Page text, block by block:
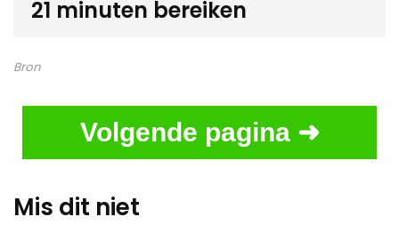
21 minuten bereiken
Bron
Volgende pagina ➜
Mis dit niet